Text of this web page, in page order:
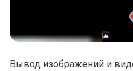
Вывод изображений и